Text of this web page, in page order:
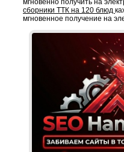
сборники ТТК на 120 блюд
мгновенное получение на